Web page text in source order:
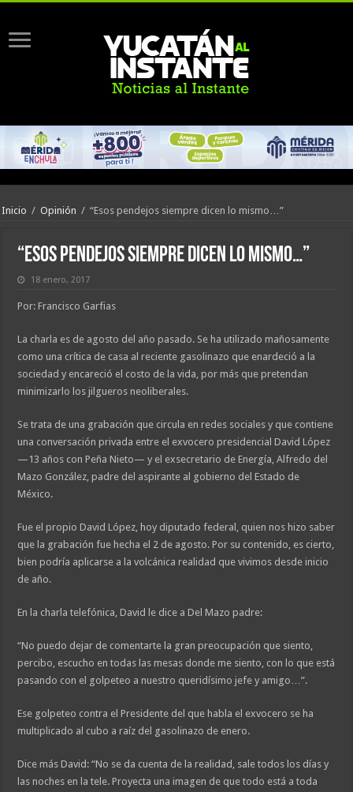
Inicio / Opinión / “Esos pendejos siempre dicen lo mismo…”
“Esos pendejos siempre dicen lo mismo…”
18 enero, 2017
Por: Francisco Garfias
La charla es de agosto del año pasado. Se ha utilizado mañosamente
como una crítica de casa al reciente gasolinazo que enardeció a la
sociedad y encareció el costo de la vida, por más que pretendan
minimizarlo los jilgueros neoliberales.
Se trata de una grabación que circula en redes sociales y que contiene
una conversación privada entre el exvocero presidencial David López
—13 años con Peña Nieto— y el exsecretario de Energía, Alfredo del
Mazo González, padre del aspirante al gobierno del Estado de
México.
Fue el propio David López, hoy diputado federal, quien nos hizo saber
que la grabación fue hecha el 2 de agosto. Por su contenido, es cierto,
bien podría aplicarse a la volcánica realidad que vivimos desde inicio
de año.
En la charla telefónica, David le dice a Del Mazo padre:
“No puedo dejar de comentarte la gran preocupación que siento,
percibo, escucho en todas las mesas donde me siento, con lo que está
pasando con el golpeteo a nuestro queridísimo jefe y amigo…”.
Ese golpeteo contra el Presidente del que habla el exvocero se ha
multiplicado al cubo a raíz del gasolinazo de enero.
Dice más David: “No se da cuenta de la realidad, sale todos los días y
las noches en la tele. Proyecta una imagen de que todo está a toda